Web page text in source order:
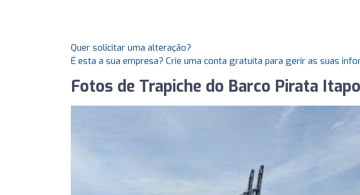
Quer solicitar uma alteração?
É esta a sua empresa? Crie uma conta gratuita para gerir as suas
Fotos de Trapiche do Barco Pirata